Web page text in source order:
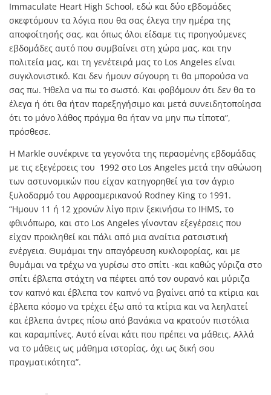
Immaculate Heart High School, εδώ και δύο εβδομάδες
σκεφτόμουν τα λόγια που θα σας έλεγα την ημέρα της
αποφοίτησής σας, και όπως όλοι είδαμε τις προηγούμενες
εβδομάδες αυτό που συμβαίνει στη χώρα μας, και την
πολιτεία μας, και τη γενέτειρά μας το Los Angeles είναι
συγκλονιστικό. Και δεν ήμουν σύγουρη τι θα μπορούσα να
σας πω. Ήθελα να πω το σωστό. Και φοβόμουν ότι δεν θα το
έλεγα ή ότι θα ήταν παρεξηγήσιμο και μετά συνειδητοποίησα
ότι το μόνο λάθος πράγμα θα ήταν να μην πω τίποτα”,
πρόσθεσε.
Η Markle συνέκρινε τα γεγονότα της περασμένης εβδομάδας
με τις εξεγέρσεις του 1992 στο Los Angeles μετά την αθώωση
των αστυνομικών που είχαν κατηγορηθεί για τον άγριο
ξυλοδαρμό του Αφροαμερικανού Rodney King το 1991.
“Ημουν 11 ή 12 χρονών λίγο πριν ξεκινήσω το IHMS, το
φθινόπωρο, και στο Los Angeles γίνονταν εξεγέρσεις που
είχαν προκληθεί και πάλι από μια αναίτια ρατσιστική
ενέργεια. Θυμάμαι την απαγόρευση κυκλοφορίας, και με
θυμάμαι να τρέχω να γυρίσω στο σπίτι -και καθώς γύριζα στο
σπίτι έβλεπα στάχτη να πέφτει από τον ουρανό και μύριζα
τον καπνό και έβλεπα τον καπνό να βγαίνει από τα κτίρια και
έβλεπα κόσμο να τρέχει έξω από τα κτίρια και να λεηλατεί
και έβλεπα άντρες πίσω από βανάκια να κρατούν πιστόλια
και καραμπίνες. Αυτό είναι κάτι που πρέπει να μάθεις. Αλλά
να το μάθεις ως μάθημα ιστορίας, όχι ως δική σου
πραγματικότητα”.